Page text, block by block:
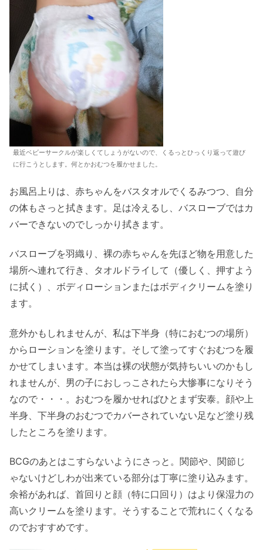
最近ベビーサークルが楽しくてしょうがないので、くるっとひっくり返って遊び
に行こうとします。何とかおむつを履かせました。
お風呂上りは、赤ちゃんをバスタオルでくるみつつ、自分
の体もさっと拭きます。足は冷えるし、バスローブではカ
バーできないのでしっかり拭きます。
バスローブを羽織り、裸の赤ちゃんを先ほど物を用意した
場所へ連れて行き、タオルドライして（優しく、押すよう
に拭く）、ボディローションまたはボディクリームを塗り
ます。
意外かもしれませんが、私は下半身（特におむつの場所）
からローションを塗ります。そして塗ってすぐおむつを履
かせてしまいます。本当は裸の状態が気持ちいいのかもし
れませんが、男の子におしっこされたら大惨事になりそう
なので・・・。おむつを履かせればひとまず安泰。顔や上
半身、下半身のおむつでカバーされていない足など塗り残
したところを塗ります。
BCGのあとはこすらないようにさっと。関節や、関節じ
ゃないけどしわが出来ている部分は丁寧に塗り込みます。
余裕があれば、首回りと顔（特に口回り）はより保湿力の
高いクリームを塗ります。そうすることで荒れにくくなる
のでおすすめです。